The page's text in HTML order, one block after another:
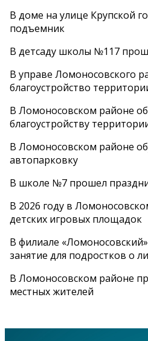
В доме на улице Крупской
подъемник
В детсаду школы №117
В управе Ломоносовского
благоустройство
В Ломоносовском районе
благоустройству
В Ломоносовском районе
автопарковку
В школе №7 прошел
В 2026 году в
детских игровых площадок
В филиале
занятие для подростков о
В Ломоносовском районе
местных жителей